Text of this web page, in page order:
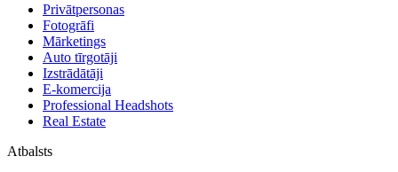
Privātpersonas
Fotogrāfi
Mārketings
Auto tīrgotāji
Izstrādātāji
E-komercija
Professional Headshots
Real Estate
Atbalsts